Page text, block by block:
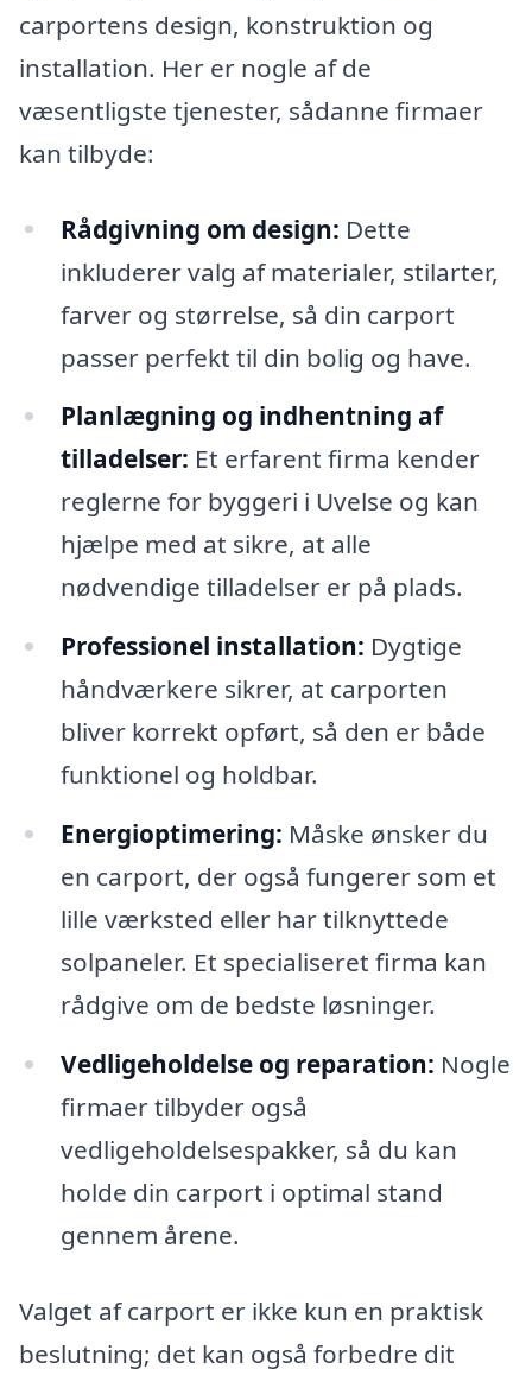
carportens design, konstruktion og
installation. Her er nogle af de
væsentligste tjenester, sådanne firmaer
kan tilbyde:
Rådgivning om design: Dette
inkluderer valg af materialer, stilarter,
farver og størrelse, så din carport
passer perfekt til din bolig og have.
Planlægning og indhentning af
tilladelser: Et erfarent firma kender
reglerne for byggeri i Uvelse og kan
hjælpe med at sikre, at alle
nødvendige tilladelser er på plads.
Professionel installation: Dygtige
håndværkere sikrer, at carporten
bliver korrekt opført, så den er både
funktionel og holdbar.
Energioptimering: Måske ønsker du
en carport, der også fungerer som et
lille værksted eller har tilknyttede
solpaneler. Et specialiseret firma kan
rådgive om de bedste løsninger.
Vedligeholdelse og reparation: Nogle
firmaer tilbyder også
vedligeholdelsespakker, så du kan
holde din carport i optimal stand
gennem årene.
Valget af carport er ikke kun en praktisk
beslutning; det kan også forbedre dit